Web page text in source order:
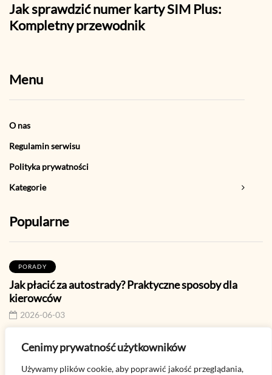
Cenimy prywatność użytkowników
Używamy plików cookie, aby poprawić jakość przeglądania,
Jak sprawdzić numer karty SIM Plus:
Kompletny przewodnik
Menu
O nas
Regulamin serwisu
Polityka prywatności
Kategorie
Popularne
PORADY
Jak płacić za autostrady? Praktyczne sposoby dla
kierowców
2026-06-03
PORADY
Jak sprawdzić stan konta T-Mobile? Praktyczne